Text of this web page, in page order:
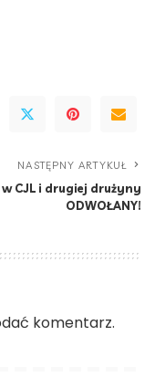
NASTĘPNY ARTYKUŁ
w CJL i drugiej drużyny
ODWOŁANY!
komentarz.